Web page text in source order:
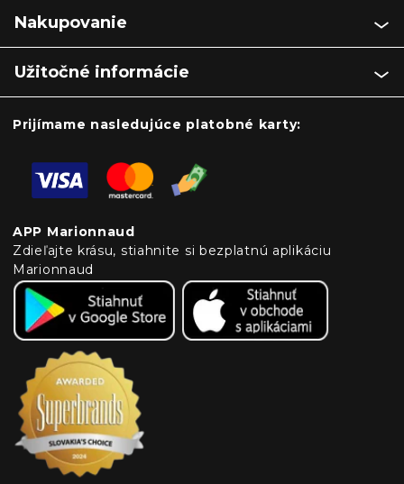
Nakupovanie
Užitočné informácie
Prijímame nasledujúce platobné karty:
APP Marionnaud
Zdieľajte krásu, stiahnite si bezplatnú aplikáciu
Marionnaud